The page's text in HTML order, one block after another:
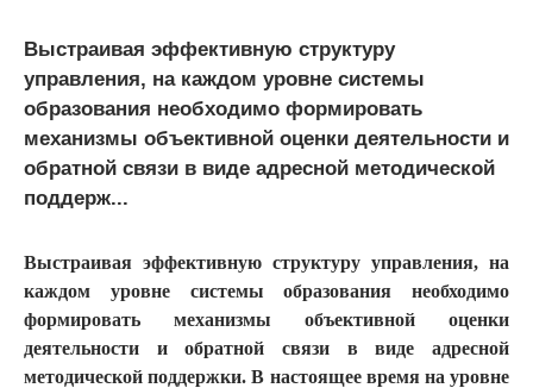
Выстраивая эффективную структуру
управления, на каждом уровне системы
образования необходимо формировать
механизмы объективной оценки деятельности и
обратной связи в виде адресной методической
поддерж...
Выстраивая эффективную структуру управления, на
каждом уровне системы образования необходимо
формировать механизмы объективной оценки
деятельности и обратной связи в виде адресной
методической поддержки. В настоящее время на уровне